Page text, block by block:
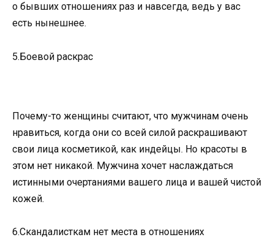
о бывших отношениях раз и навсегда, ведь у вас
есть нынешнее.
5.Боевой раскрас
Почему-то женщины считают, что мужчинам очень
нравиться, когда они со всей силой раскрашивают
свои лица косметикой, как индейцы. Но красоты в
этом нет никакой. Мужчина хочет наслаждаться
истинными очертаниями вашего лица и вашей чистой
кожей.
6.Скандалисткам нет места в отношениях